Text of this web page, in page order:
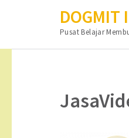
DOGMIT
Pusat Belajar